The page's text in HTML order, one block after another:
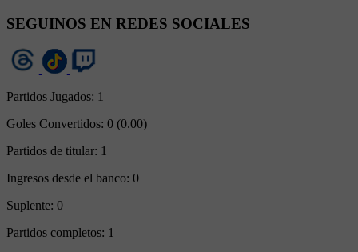
SEGUINOS EN REDES SOCIALES
Partidos Jugados: 1
Goles Convertidos: 0 (0.00)
Partidos de titular: 1
Ingresos desde el banco: 0
Suplente: 0
Partidos completos: 1